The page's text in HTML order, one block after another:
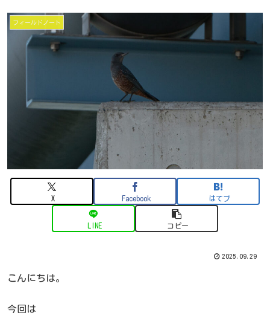
フィールドノート
X Facebook はてブ
LINE コピー
2025.09.29
こんにちは。
今回は